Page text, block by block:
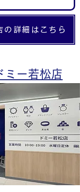
の詳細はこちら
ミー若松店